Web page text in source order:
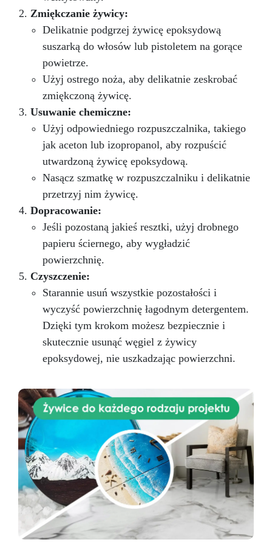
Zmiękczanie żywicy:
Delikatnie podgrzej żywicę epoksydową
suszarką do włosów lub pistoletem na gorące
powietrze.
Użyj ostrego noża, aby delikatnie zeskrobać
zmiękczoną żywicę.
Usuwanie chemiczne:
Użyj odpowiedniego rozpuszczalnika, takiego
jak aceton lub izopropanol, aby rozpuścić
utwardzoną żywicę epoksydową.
Nasącz szmatkę w rozpuszczalniku i delikatnie
przetrzyj nim żywicę.
Dopracowanie:
Jeśli pozostaną jakieś resztki, użyj drobnego
papieru ściernego, aby wygładzić
powierzchnię.
Czyszczenie:
Starannie usuń wszystkie pozostałości i
wyczyść powierzchnię łagodnym detergentem.
Dzięki tym krokom możesz bezpiecznie i
skutecznie usunąć węgiel z żywicy
epoksydowej, nie uszkadzając powierzchni.